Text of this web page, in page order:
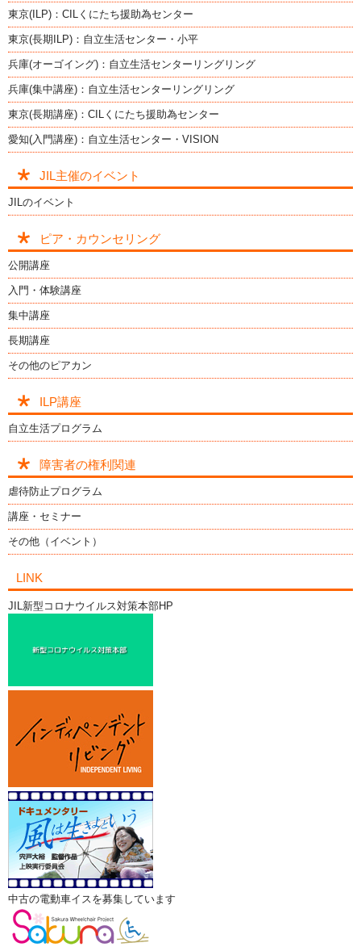
東京(ILP)：CILくにたち援助為センター
東京(長期ILP)：自立生活センター・小平
兵庫(オーゴイング)：自立生活センターリングリング
兵庫(集中講座)：自立生活センターリングリング
東京(長期講座)：CILくにたち援助為センター
愛知(入門講座)：自立生活センター・VISION
JIL主催のイベント
JILのイベント
ピア・カウンセリング
公開講座
入門・体験講座
集中講座
長期講座
その他のピアカン
ILP講座
自立生活プログラム
障害者の権利関連
虐待防止プログラム
講座・セミナー
その他（イベント）
LINK
JIL新型コロナウイルス対策本部HP
中古の電動車イスを募集しています